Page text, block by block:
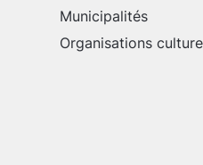
Municipalités
Organisations